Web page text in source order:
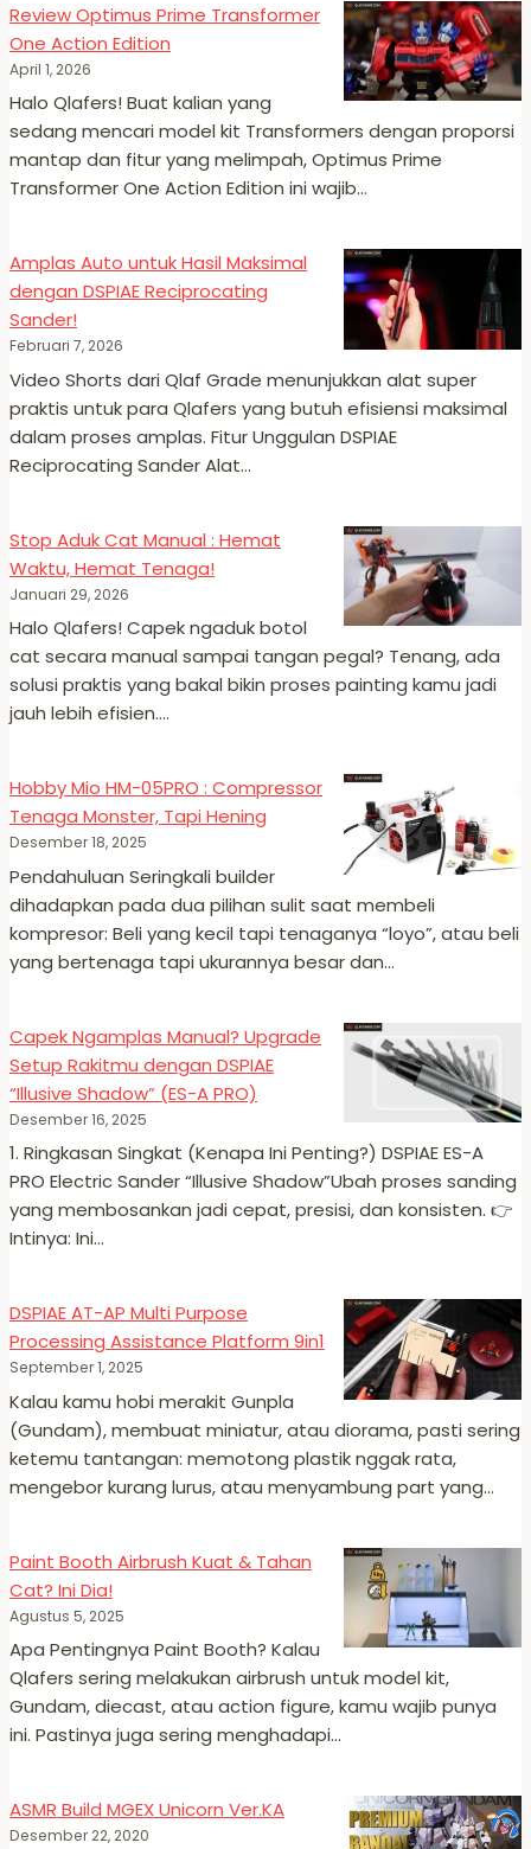
Review Optimus Prime Transformer
One Action Edition
April 1, 2026
Halo Qlafers! Buat kalian yang
sedang mencari model kit Transformers dengan proporsi
mantap dan fitur yang melimpah, Optimus Prime
Transformer One Action Edition ini wajib…
Amplas Auto untuk Hasil Maksimal
dengan DSPIAE Reciprocating
Sander!
Februari 7, 2026
Video Shorts dari Qlaf Grade menunjukkan alat super
praktis untuk para Qlafers yang butuh efisiensi maksimal
dalam proses amplas.​ Fitur Unggulan DSPIAE
Reciprocating Sander Alat…
Stop Aduk Cat Manual : Hemat
Waktu, Hemat Tenaga!
Januari 29, 2026
Halo Qlafers! Capek ngaduk botol
cat secara manual sampai tangan pegal? Tenang, ada
solusi praktis yang bakal bikin proses painting kamu jadi
jauh lebih efisien….
Hobby Mio HM-05PRO : Compressor
Tenaga Monster, Tapi Hening
Desember 18, 2025
Pendahuluan Seringkali builder
dihadapkan pada dua pilihan sulit saat membeli
kompresor: Beli yang kecil tapi tenaganya “loyo”, atau beli
yang bertenaga tapi ukurannya besar dan…
Capek Ngamplas Manual? Upgrade
Setup Rakitmu dengan DSPIAE
“Illusive Shadow” (ES-A PRO)
Desember 16, 2025
1. Ringkasan Singkat (Kenapa Ini Penting?) DSPIAE ES-A
PRO Electric Sander “Illusive Shadow”Ubah proses sanding
yang membosankan jadi cepat, presisi, dan konsisten. 👉
Intinya: Ini…
DSPIAE AT-AP Multi Purpose
Processing Assistance Platform 9in1
September 1, 2025
Kalau kamu hobi merakit Gunpla
(Gundam), membuat miniatur, atau diorama, pasti sering
ketemu tantangan: memotong plastik nggak rata,
mengebor kurang lurus, atau menyambung part yang…
Paint Booth Airbrush Kuat & Tahan
Cat? Ini Dia!
Agustus 5, 2025
Apa Pentingnya Paint Booth? Kalau
Qlafers sering melakukan airbrush untuk model kit,
Gundam, diecast, atau action figure, kamu wajib punya
ini. Pastinya juga sering menghadapi…
ASMR Build MGEX Unicorn Ver.KA
Desember 22, 2020